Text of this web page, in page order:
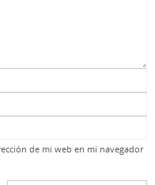
de mi web en mi navegador